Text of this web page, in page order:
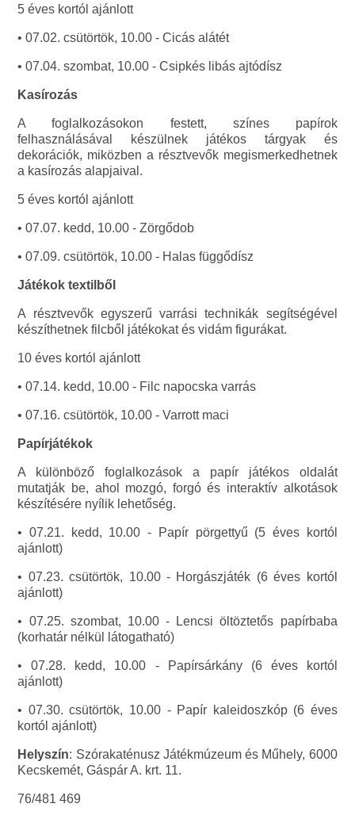
5 éves kortól ajánlott
• 07.02. csütörtök, 10.00 - Cicás alátét
• 07.04. szombat, 10.00 - Csipkés libás ajtódísz
Kasírozás
A foglalkozásokon festett, színes papírok
felhasználásával készülnek játékos tárgyak és
dekorációk, miközben a résztvevők megismerkedhetnek
a kasírozás alapjaival.
5 éves kortól ajánlott
• 07.07. kedd, 10.00 - Zörgődob
• 07.09. csütörtök, 10.00 - Halas függődísz
Játékok textilből
A résztvevők egyszerű varrási technikák segítségével
készíthetnek filcből játékokat és vidám figurákat.
10 éves kortól ajánlott
• 07.14. kedd, 10.00 - Filc napocska varrás
• 07.16. csütörtök, 10.00 - Varrott maci
Papírjátékok
A különböző foglalkozások a papír játékos oldalát
mutatják be, ahol mozgó, forgó és interaktív alkotások
készítésére nyílik lehetőség.
• 07.21. kedd, 10.00 - Papír pörgettyű (5 éves kortól
ajánlott)
• 07.23. csütörtök, 10.00 - Horgászjáték (6 éves kortól
ajánlott)
• 07.25. szombat, 10.00 - Lencsi öltöztetős papírbaba
(korhatár nélkül látogatható)
• 07.28. kedd, 10.00 - Papírsárkány (6 éves kortól
ajánlott)
• 07.30. csütörtök, 10.00 - Papír kaleidoszkóp (6 éves
kortól ajánlott)
Helyszín: Szórakaténusz Játékmúzeum és Műhely, 6000
Kecskemét, Gáspár A. krt. 11.
76/481 469